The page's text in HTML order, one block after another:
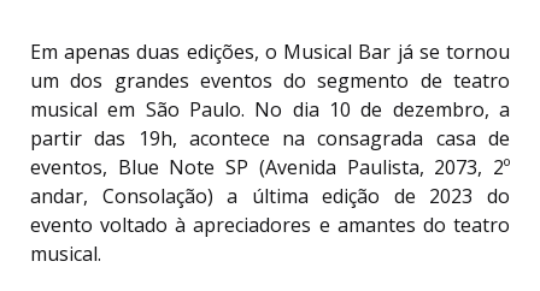
Em apenas duas edições, o Musical Bar já se tornou
um dos grandes eventos do segmento de teatro
musical em São Paulo. No dia 10 de dezembro, a
partir das 19h, acontece na consagrada casa de
eventos, Blue Note SP (Avenida Paulista, 2073, 2º
andar, Consolação) a última edição de 2023 do
evento voltado à apreciadores e amantes do teatro
musical.